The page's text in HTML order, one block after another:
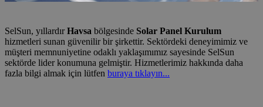
SelSun, yıllardırHavsa bölgesinde Solar Panel Kurulum
hizmetleri sunan güvenilir bir şirkettir. Sektördeki deneyimimiz ve
müşteri memnuniyetine odaklı yaklaşımımız sayesinde SelSun
sektörde lider konumuna gelmiştir. Hizmetlerimiz hakkında daha
fazla bilgi almak için lütfen buraya tıklayın...